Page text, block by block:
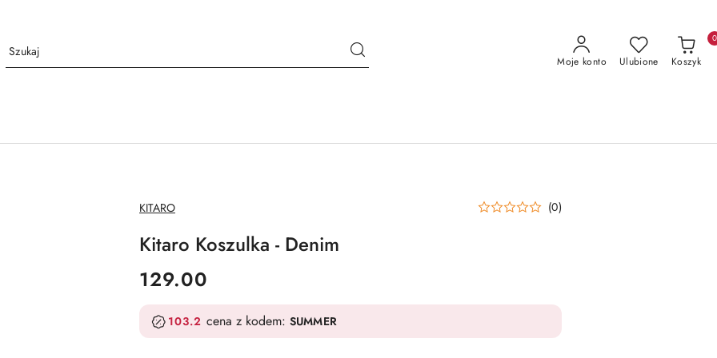
Moje konto Ulubione Koszyk
0
NAZWA
PRODUCENTA:
KITARO (0)
Kitaro Koszulka - Denim
cena:
129.00
103.2 cena z kodem: SUMMER